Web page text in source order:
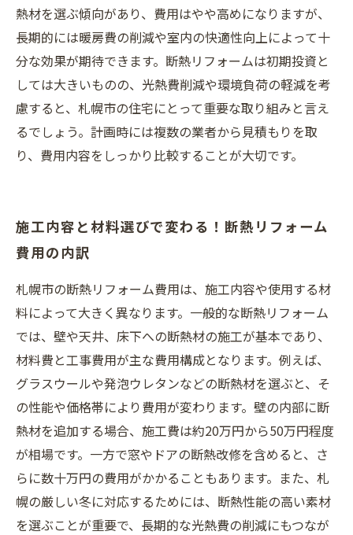
熱材を選ぶ傾向があり、費用はやや高めになりますが、
長期的には暖房費の削減や室内の快適性向上によって十
分な効果が期待できます。断熱リフォームは初期投資と
しては大きいものの、光熱費削減や環境負荷の軽減を考
慮すると、札幌市の住宅にとって重要な取り組みと言え
るでしょう。計画時には複数の業者から見積もりを取
り、費用内容をしっかり比較することが大切です。
施工内容と材料選びで変わる！断熱リフォーム
費用の内訳
札幌市の断熱リフォーム費用は、施工内容や使用する材
料によって大きく異なります。一般的な断熱リフォーム
では、壁や天井、床下への断熱材の施工が基本であり、
材料費と工事費用が主な費用構成となります。例えば、
グラスウールや発泡ウレタンなどの断熱材を選ぶと、そ
の性能や価格帯により費用が変わります。壁の内部に断
熱材を追加する場合、施工費は約20万円から50万円程度
が相場です。一方で窓やドアの断熱改修を含めると、さ
らに数十万円の費用がかかることもあります。また、札
幌の厳しい冬に対応するためには、断熱性能の高い素材
を選ぶことが重要で、長期的な光熱費の削減にもつなが